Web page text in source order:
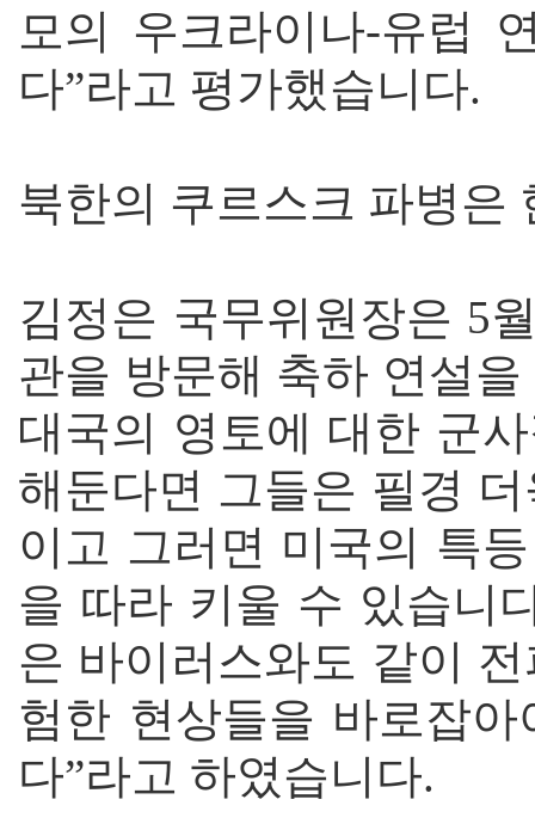
모의 우크라이나-유럽
다”라고 평가했습니다.
북한의 쿠르스크 파병
김정은 국무위원장은 5
관을 방문해 축하 연설
대국의 영토에 대한 군
해둔다면 그들은 필경
이고 그러면 미국의 특
을 따라 키울 수 있습니
은 바이러스와도 같이
험한 현상들을 바로잡
다”라고 하였습니다.